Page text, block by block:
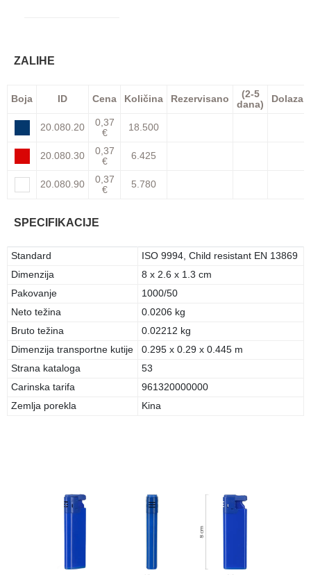
ZALIHE
Boja ID Cena Količina Rezervisano
(2-5
dana)
Dolazak
20.080.20
0,37
€
18.500
20.080.30
0,37
€
6.425
20.080.90
0,37
€
5.780
SPECIFIKACIJE
Standard
ISO 9994, Child resistant EN 13869
Dimenzija
8 x 2.6 x 1.3 cm
Pakovanje
1000/50
Neto težina
0.0206 kg
Bruto težina
0.02212 kg
Dimenzija transportne kutije
0.295 x 0.29 x 0.445 m
Strana kataloga
53
Carinska tarifa
961320000000
Zemlja porekla
Kina